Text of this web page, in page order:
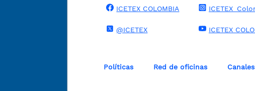
ICETEX COLOMBIA
@ICETEX ICETEX
Políticas Red de oficinas